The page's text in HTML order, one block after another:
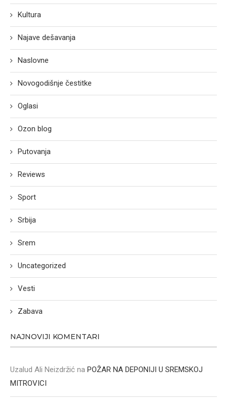
Kultura
Najave dešavanja
Naslovne
Novogodišnje čestitke
Oglasi
Ozon blog
Putovanja
Reviews
Sport
Srbija
Srem
Uncategorized
Vesti
Zabava
NAJNOVIJI KOMENTARI
Uzalud Ali Neizdržić na POŽAR NA DEPONIJI U SREMSKOJ
MITROVICI